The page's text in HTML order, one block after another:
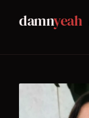
damnyeah